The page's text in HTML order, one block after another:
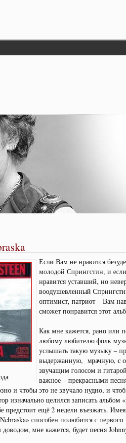
Если Вам не нравится
молодой Спрингстин, и
нравится уставший, но
воодушевленный
оптимист, патриот – Вам
сможет понравится этот
Как мне кажется, рано или
любому любителю фолк
услышать такую музыку –
выдержанную, мрачную, с
звучащим голосом и
важное – прекрасными
и чтобы это не звучало нудно, и
изначально целился записать альбом
предстоит ещё 2 недели въезжать. Имея
способен полюбится с первого
мне кажется, будет песня